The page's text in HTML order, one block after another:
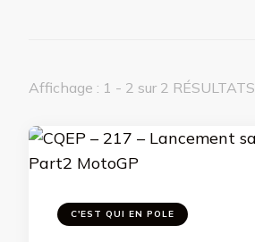
Affichage : 1 - 2 sur 2 RÉSULTATS
C'EST QUI EN POLE